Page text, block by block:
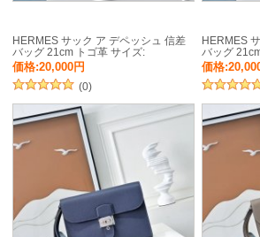
HERMES サック ア デペッシュ 信差
バッグ 21cm トゴ革 サイズ:
価格:20,000円
(0)
HERMES
バッグ
価格